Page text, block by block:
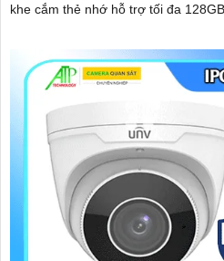
khe cắm thẻ nhớ hỗ trợ tối đa
kiện lắp đặt